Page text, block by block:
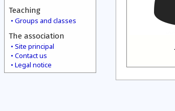
Teaching
Groups and classes
The association
Site principal
Contact us
Legal notice